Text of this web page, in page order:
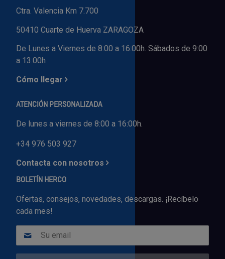
Ctra. Valencia Km 7.700
50410 Cuarte de Huerva ZARAGOZA
De Lunes a Viernes de 8:00 a 16:00h. Sábados de 9:00
a 13:00h
Cómo llegar
ATENCIÓN PERSONALIZADA
De lunes a viernes de 8:00 a 16:00h.
+34 976 503 927
Contacta con nosotros
BOLETÍN HERCO
Ofertas, consejos, novedades, descargas. ¡Recíbelo
cada mes!